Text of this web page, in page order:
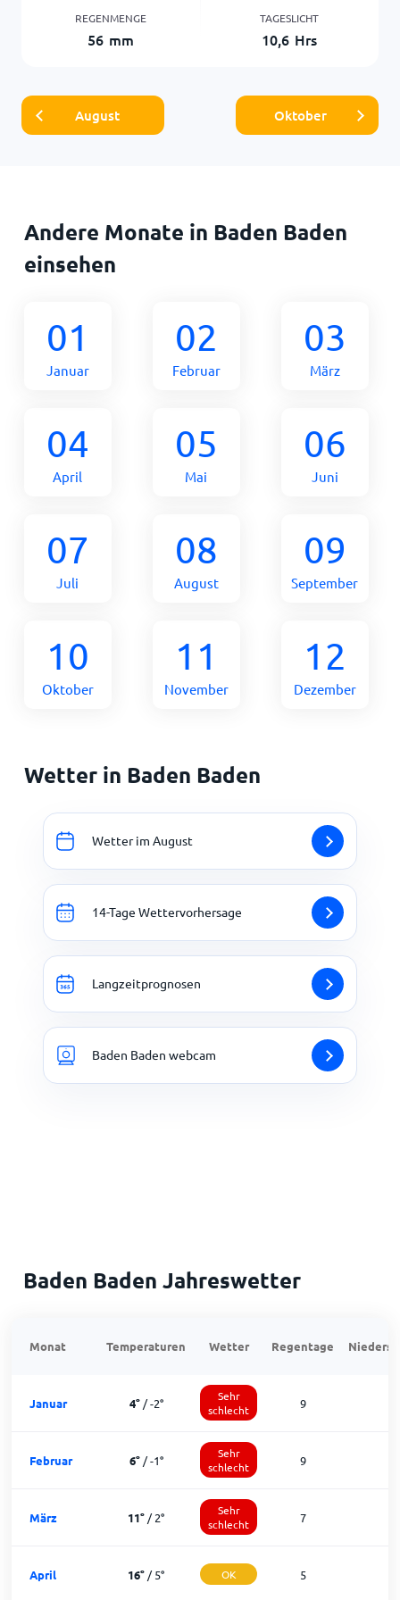
REGENMENGE
56 mm
TAGESLICHT
10,6 Hrs
August Oktober
Andere Monate in Baden Baden
einsehen
01
Januar
02
Februar
03
März
04
April
05
Mai
06
Juni
07
Juli
08
August
09
September
10
Oktober
11
November
12
Dezember
Wetter in Baden Baden
Wetter im August
14-Tage Wettervorhersage
Langzeitprognosen
Baden Baden webcam
Baden Baden Jahreswetter
Monat Temperaturen Wetter Regentage
Januar 4°/-2°
Sehr
schlecht
9
Februar 6°/-1°
Sehr
schlecht
9
März 11° /2°
Sehr
schlecht
7
April 16° /5° OK 5